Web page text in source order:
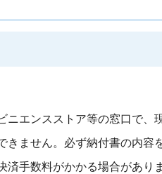
エンスストア等の窓口で、
ません。必ず納付書の内容
済手数料がかかる場合があり